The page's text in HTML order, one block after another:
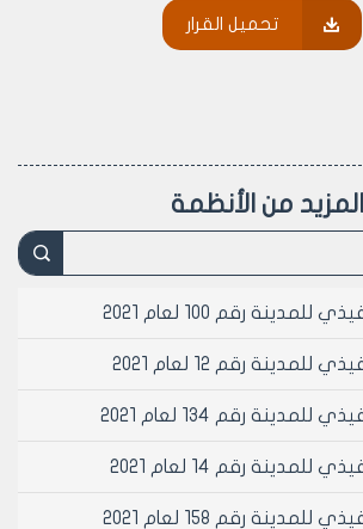
.
وإعادة تأهيل هذه المكاتب والشرائح على
إلى لجنة تقدير الأسعار والفضلات.
أصولاً.
التنفيذي لمجلس مدينة
حلب
المهندس معد المدلجي
تحميل القرار
المزيد من الأنظمة
رقم 100 لعام 2021
رقم 12 لعام 2021
رقم 134 لعام 2021
رقم 14 لعام 2021
رقم 158 لعام 2021